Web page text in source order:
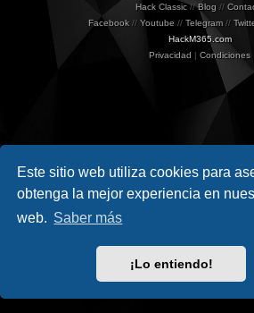
Este sitio web utiliza cookies para
obtenga la mejor experiencia en
web. Saber más
¡Lo entiendo!
Hack Classic//Blog //
Facebook // Youtube // Telegram //
HackM365.com
Privacidad | Condiciones